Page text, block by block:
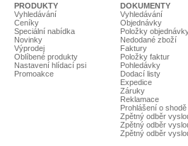
PRODUKTY
Vyhledávání
Ceníky
Speciální nabídka
Novinky
Výprodej
Oblíbené produkty
Nastavení hlídací psi
Promoakce
DOKUMENTY
Vyhledávání
Objednávky
Položky
Nedodané zboží
Faktury
Položky faktur
Pohledávky
Dodací listy
Expedice
Záruky
Reklamace
Prohlášení o shodě
Zpětný odběr
Zpětný odběr
Zpětný odběr